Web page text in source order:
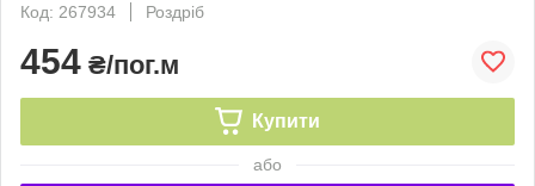
Код: 267934
Роздріб
454 ₴/пог.м
Купити
або